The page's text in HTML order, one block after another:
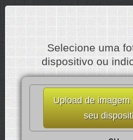
Selecione uma
dispositivo ou
Upload de imagem
seu